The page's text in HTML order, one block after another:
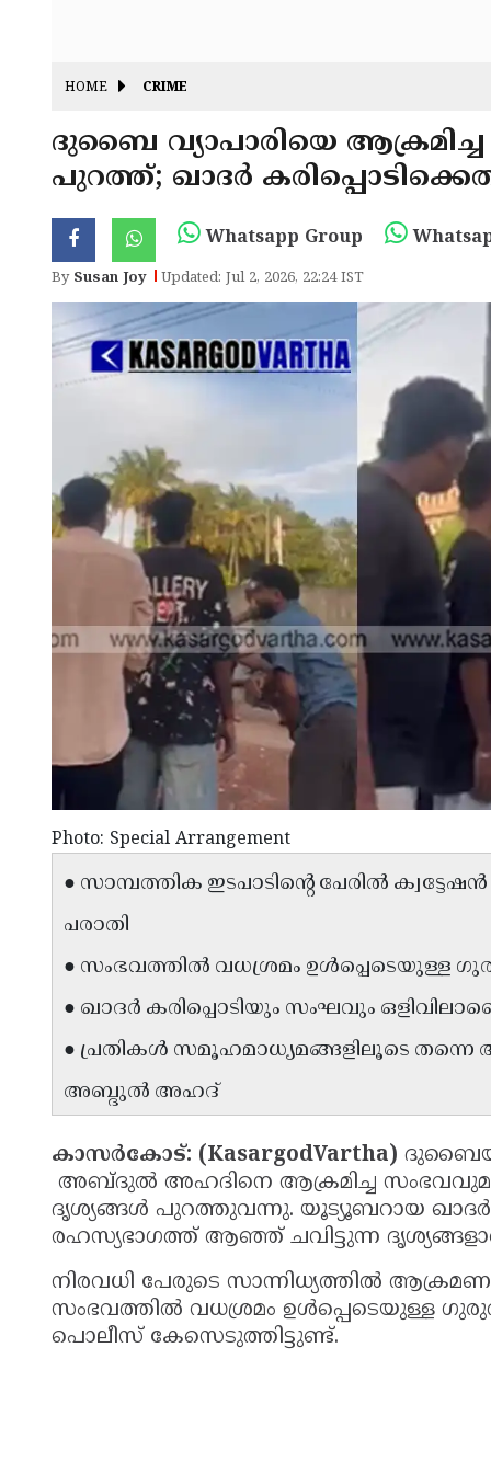
HOME CRIME
ദുബൈ വ്യാപാരിയെ
പുറത്ത്; ഖാദർ
Whatsapp Group
By Susan Joy Updated: Jul 2, 2026, 22:24 IST
Photo: Special Arrangement
● സാമ്പത്തിക ഇടപാടിന്റെ പേരിൽ
പരാതി
● സംഭവത്തിൽ വധശ്രമം ഉൾപ്പെടെയുള്ള
● ഖാദർ കരിപ്പൊടിയും സംഘവും
● പ്രതികൾ സമൂഹമാധ്യമങ്ങളിലൂടെ തന്നെ
അബ്ദുൽ അഹദ്
കാസർകോട്: (KasargodVartha)
അബ്ദുൽ അഹദിനെ ആക്രമിച്ച
ദൃശ്യങ്ങൾ പുറത്തുവന്നു. യൂട്യൂബറായ
രഹസ്യഭാഗത്ത് ആഞ്ഞ് ചവിട്ടുന്ന
നിരവധി പേരുടെ സാന്നിധ്യത്തിൽ
സംഭവത്തിൽ വധശ്രമം ഉൾപ്പെടെയുള്ള
പൊലീസ് കേസെടുത്തിട്ടുണ്ട്.